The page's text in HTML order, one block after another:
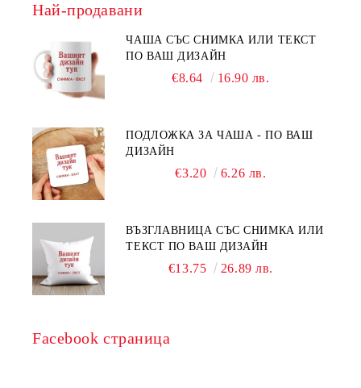
Най-продавани
ЧАША СЪС СНИМКА ИЛИ ТЕКСТ
ПО ВАШ ДИЗАЙН
€8.64 16.90 лв.
ПОДЛОЖКА ЗА ЧАША - ПО ВАШ
ДИЗАЙН
€3.20 6.26 лв.
ВЪЗГЛАВНИЦА СЪС СНИМКА ИЛИ
ТЕКСТ ПО ВАШ ДИЗАЙН
€13.75 26.89 лв.
Facebook страница